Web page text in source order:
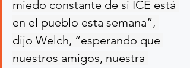
miedo constante de si ICE está
en el pueblo esta semana”,
dijo Welch, “esperando que
nuestros amigos, nuestra